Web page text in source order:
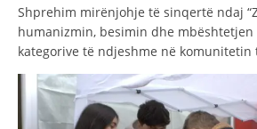
BORDI DREJTUES
KUVENDI
NIVELI I STRUKTURËS
DISEMINIMI
Shprehim mirënjohje të sinqertë ndaj
humanizmin, besimin dhe
kategorive të ndjeshme në komunitetin